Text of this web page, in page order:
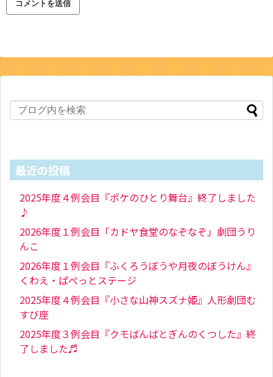
最近の投稿
2025年度４例会目『ポケのひとり舞台』終了しました
♪
2026年度１例会目「カドヤ食堂のなぞなぞ」劇団うり
んこ
2026年度１例会目『ふくろうぼうや月夜のぼうけん』
くわえ・ぱぺっとステージ
2025年度４例会目『小さな山神スズナ姫』人形劇団む
すび座
2025年度３例会目『クモばんばとぎんのくつした』終
了しました♬